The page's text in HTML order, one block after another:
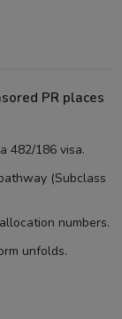
PR places
482/186 visa.
(Subclass
numbers.
unfolds.